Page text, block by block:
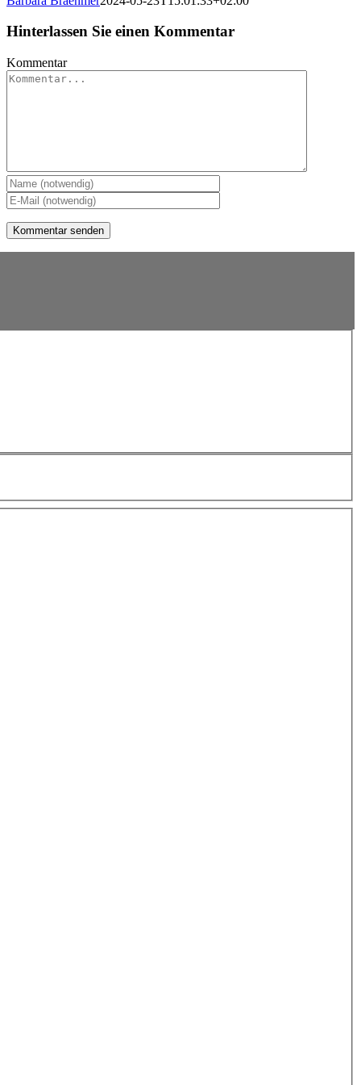
Hinterlassen Sie einen Kommentar
Kommentar